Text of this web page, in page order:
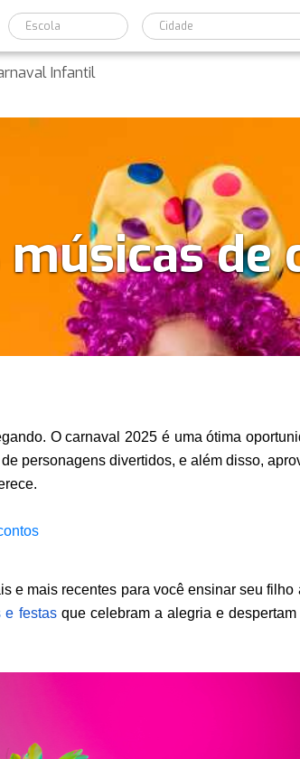
Escola
Infantil
músicas
O carnaval 2025 é uma ótima
e mais recentes para você ensinar seu filho
e festas que celebram a alegria e